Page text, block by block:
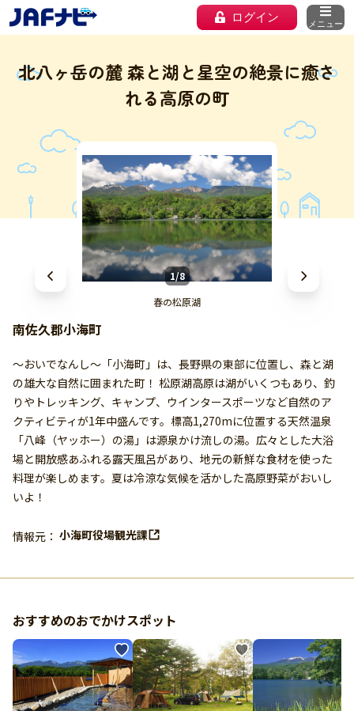
ログイン メニュー
北八ヶ岳の麓 森と湖と星空の絶景に癒さ
れる高原の町
1/8
春の松原湖
南佐久郡小海町
〜おいでなんし〜「小海町」は、長野県の東部に位置し、森と湖
の雄大な自然に囲まれた町！ 松原湖高原は湖がいくつもあり、釣
りやトレッキング、キャンプ、ウインタースポーツなど自然のア
クティビティが1年中盛んです。標高1,270mに位置する天然温泉
「八峰（ヤッホー）の湯」は源泉かけ流しの湯。広々とした大浴
場と開放感あふれる露天風呂があり、地元の新鮮な食材を使った
料理が楽しめます。夏は冷涼な気候を活かした高原野菜がおいし
いよ！
情報元： 小海町役場観光課
おすすめのおでかけスポット